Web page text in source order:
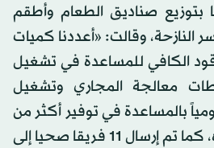
بتوزيع صناديق الطعام وأطقم
النازحة، وقالت: «أعددنا كميات
الكافي للمساعدة في تشغيل
معالجة المجاري وتشغيل
بالمساعدة في توفير أكثر من
46 مليون لتر من المياه، كما تم إرسال 11 فريقا صحيا إلى